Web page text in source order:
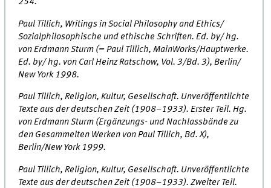
Paul Tillich, Writings in Social Philosophy and Ethics/
Sozialphilosophische und ethische Schriften. Ed. by/ hg.
von Erdmann Sturm (= Paul Tillich, MainWorks/Hauptwerke.
Ed. by/ hg. von Carl Heinz Ratschow, Vol. 3/Bd. 3), Berlin/
New York 1998.
Paul Tillich, Religion, Kultur, Gesellschaft. Unveröffentlichte
Texte aus der deutschen Zeit (1908–1933). Erster Teil. Hg.
von Erdmann Sturm (Ergänzungs- und Nachlassbände zu
den Gesammelten Werken von Paul Tillich, Bd. X),
Berlin/New York 1999.
Paul Tillich, Religion, Kultur, Gesellschaft. Unveröffentlichte
Texte aus der deutschen Zeit (1908–1933). Zweiter Teil.